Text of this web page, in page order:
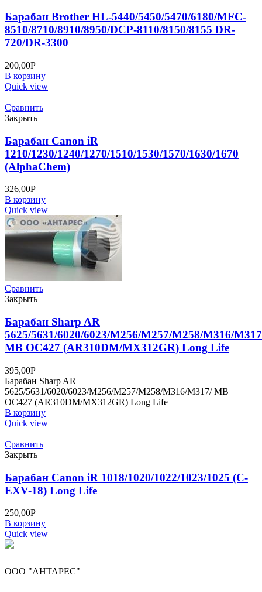
Барабан Brother HL-5440/5450/5470/6180/MFC-
8510/8710/8910/8950/DCP-8110/8150/8155 DR-
720/DR-3300
200,00Р
В корзину
Quick view
Сравнить
Закрыть
Барабан Canon iR
1210/1230/1240/1270/1510/1530/1570/1630/1670
(AlphaChem)
326,00Р
В корзину
Quick view
Сравнить
Закрыть
Барабан Sharp AR
5625/5631/6020/6023/M256/M257/M258/M316/
MB OC427 (AR310DM/MX312GR) Long Life
395,00Р
Барабан Sharp AR
5625/5631/6020/6023/M256/M257/M258/M316/M317/ MB
OC427 (AR310DM/MX312GR) Long Life
В корзину
Quick view
Сравнить
Закрыть
Барабан Canon iR 1018/1020/1022/1023/1025 (C-
EXV-18) Long Life
250,00Р
В корзину
Quick view
ООО "АНТАРЕС"